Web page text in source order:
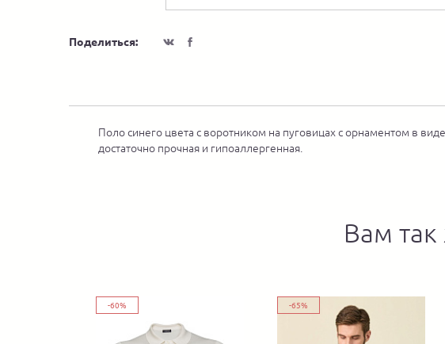
Поделиться:
Поло синего цвета с воротником на пуговицах с орнаментом в
достаточно прочная и гипоаллергенная.
Вам
-60% -65%